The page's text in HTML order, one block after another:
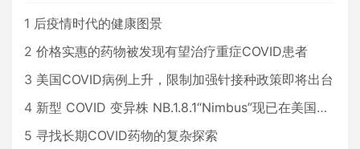
1 后疫情时代的健康图景
2 价格实惠的药物被发现有望治疗重症COVID患者
3 美国COVID病例上升，限制加强针接种政策即将出台
4 新型 COVID 变异株 NB.1.8.1“Nimbus”现已在美国占据主导地位
5 寻找长期COVID药物的复杂探索